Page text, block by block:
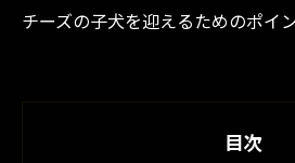
チーズの子犬を迎えるためのポイ
目次